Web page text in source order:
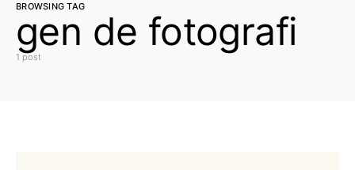
BROWSING TAG
gen de fotografi
1 post